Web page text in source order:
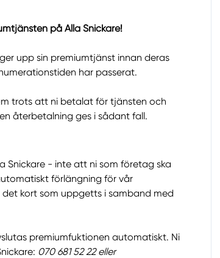
på Alla Snickare!
upp sin premiumtjänst innan deras
har passerat.
trots att ni betalat för tjänsten och
återbetalning ges i sådant fall.
Snickare - inte att ni som företag ska
förlängning för vår
kort som uppgetts i samband med
premiumfuktionen automatiskt. Ni
070 681 52 22 eller